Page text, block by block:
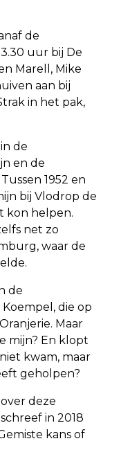
de
uur bij De
Marell, Mike
aan bij
in het pak,
de
en de
1952 en
bij Vlodrop de
kon helpen.
net zo
waar de
de
die op
Maar
mijn? En klopt
kwam, maar
geholpen?
deze
in 2018
kans of